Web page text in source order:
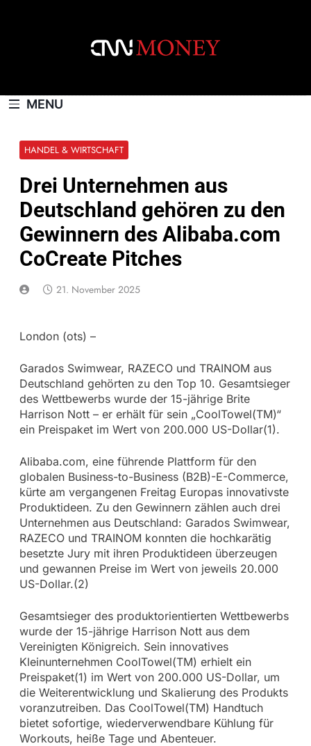
MENU
HANDEL & WIRTSCHAFT
Drei Unternehmen aus
Deutschland gehören zu den
Gewinnern des Alibaba.com
CoCreate Pitches
21. November 2025
London (ots) –
Garados Swimwear, RAZECO und TRAINOM aus
Deutschland gehörten zu den Top 10. Gesamtsieger
des Wettbewerbs wurde der 15-jährige Brite
Harrison Nott – er erhält für sein „CoolTowel(TM)“
ein Preispaket im Wert von 200.000 US-Dollar(1).
Alibaba.com, eine führende Plattform für den
globalen Business-to-Business (B2B)-E-Commerce,
kürte am vergangenen Freitag Europas innovativste
Produktideen. Zu den Gewinnern zählen auch drei
Unternehmen aus Deutschland: Garados Swimwear,
RAZECO und TRAINOM konnten die hochkarätig
besetzte Jury mit ihren Produktideen überzeugen
und gewannen Preise im Wert von jeweils 20.000
US-Dollar.(2)
Gesamtsieger des produktorientierten Wettbewerbs
wurde der 15-jährige Harrison Nott aus dem
Vereinigten Königreich. Sein innovatives
Kleinunternehmen CoolTowel(TM) erhielt ein
Preispaket(1) im Wert von 200.000 US-Dollar, um
die Weiterentwicklung und Skalierung des Produkts
voranzutreiben. Das CoolTowel(TM) Handtuch
bietet sofortige, wiederverwendbare Kühlung für
Workouts, heiße Tage und Abenteuer.